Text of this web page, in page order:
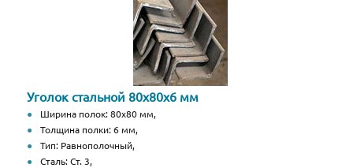
Уголок стальной 80х80х6 мм
Ширина полок: 80х80 мм,
Толщина полки: 6 мм,
Тип: Равнополочный,
Сталь: Ст. 3,